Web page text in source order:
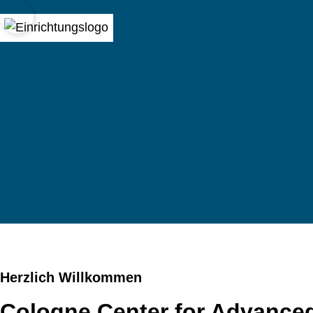
History and Law
Open quicklink menu
Herzlich Willkommen